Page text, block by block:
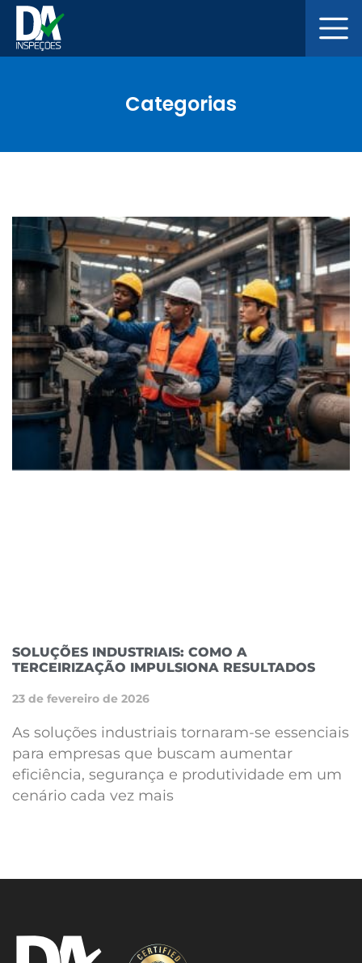
Categorias
SOLUÇÕES INDUSTRIAIS: COMO A
TERCEIRIZAÇÃO IMPULSIONA RESULTADOS
23 de fevereiro de 2026
As soluções industriais tornaram-se essenciais
para empresas que buscam aumentar
eficiência, segurança e produtividade em um
cenário cada vez mais